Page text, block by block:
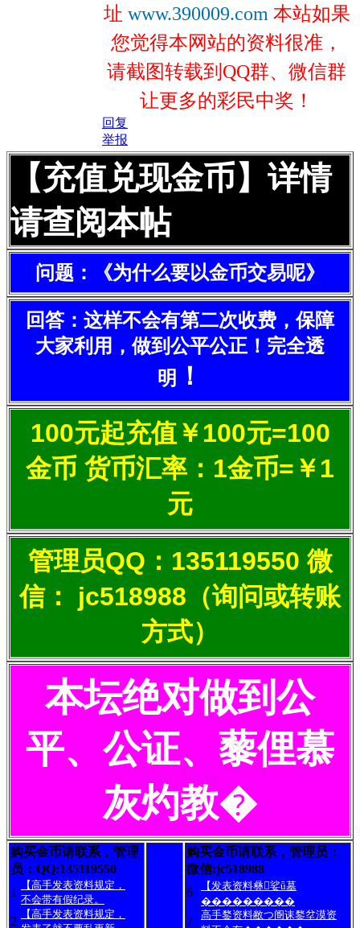
址 www.390009.com 本站如果
您觉得本网站的资料很准，
请截图转载到QQ群、微信群
让更多的彩民中奖！
回复
举报
【充值兑现金币】详情
请查阅本帖
问题：《为什么要以金币交易呢》
回答：这样不会有第二次收费，保障
大家利用，做到公平公正！完全透
明
！
100元起充值￥100元=100
金币 货币汇率：1金币=￥1
元
管理员QQ：135119550 微
信： jc518988（询问或转账
方式）
本坛绝对做到公
平、公证、藜俚慕
灰灼教�
购买金币请联系，管理
员：QQ:135119550
1
【高手发表资料规定，
不会带有假纪录。
2
【高手发表资料规定，
购买金币请联系，管理员：
微信:jc518988
6
【发表资料彝娑ǖ墓
���������
7
高手鍪资料敝つ阍诔鍪坌漠资